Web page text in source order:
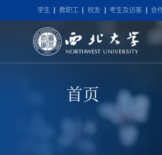
学生 教职工 校友 考生及访客 合
首页